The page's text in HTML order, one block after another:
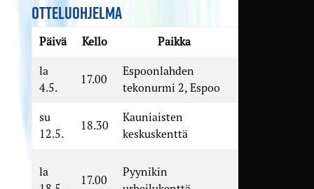
OTTELUOHJELMA
Päivä Kello Paikka
la
4.5.
17.00
Espoonlahden
tekonurmi 2, Espoo
su
12.5.
18.30
Kauniaisten
keskuskenttä
la
17.00
Pyynikin